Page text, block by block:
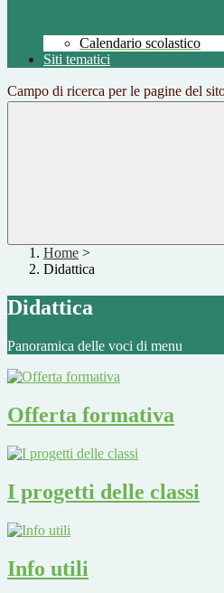
Calendario scolastico
Siti tematici
Campo di ricerca per le pagine del
Home >
Didattica
Didattica
Panoramica delle voci di menu
Offerta formativa
I progetti delle classi
Info utili